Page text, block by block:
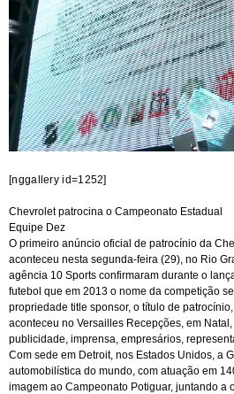
[nggallery id=1252]
Chevrolet patrocina o Campeonato Estadual
Equipe Dez
O primeiro anúncio oficial de patrocínio da
aconteceu nesta segunda-feira (29), no Rio
agência 10 Sports confirmaram durante o
futebol que em 2013 o nome da competição
propriedade title sponsor, o título de
aconteceu no Versailles Recepções, em
publicidade, imprensa, empresários,
Com sede em Detroit, nos Estados Unidos, a
automobilística do mundo, com atuação em
imagem ao Campeonato Potiguar, juntando a